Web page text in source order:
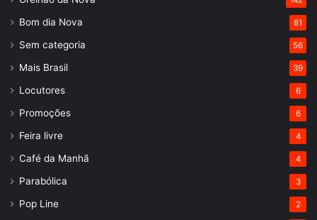
Bom dia Nova 81
Sem categoria 56
Mais Brasil 39
Locutores 6
Promoções 6
Feira livre 4
Café da Manhã 4
Parabólica 3
Pop Line 2